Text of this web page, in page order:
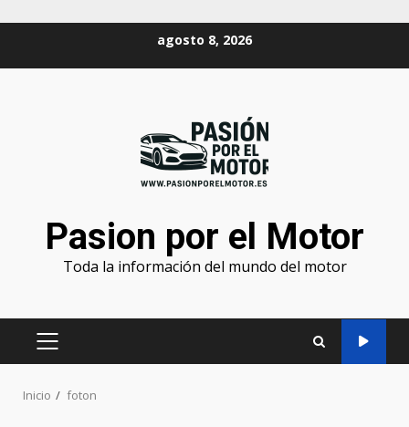
agosto 8, 2026
Pasion por el Motor
Toda la información del mundo del motor
Inicio foton